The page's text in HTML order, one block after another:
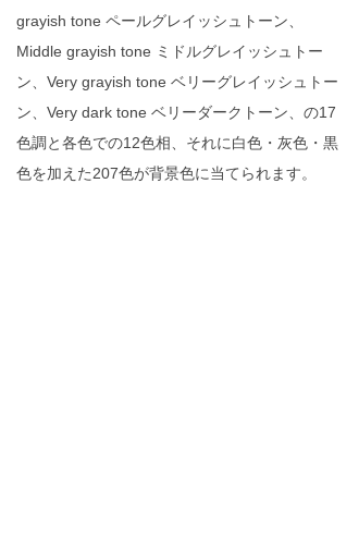
grayish tone ペールグレイッシュトーン、
Middle grayish tone ミドルグレイッシュトー
ン、Very grayish tone ベリーグレイッシュトー
ン、Very dark tone ベリーダークトーン、の17
色調と各色での12色相、それに白色・灰色・黒
色を加えた207色が背景色に当てられます。